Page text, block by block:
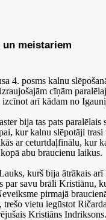
un meistariem
4. posms kalnu
cīņām
arī kādam no
bija tas pats paralēlais
kur kalnu slēpotāji
ar ceturtdaļfinālu, kur
abu braucienu laikus.
kurš bija ātrākais
savu brāli Kristiānu,
pirmajā
vietu iegūstot
Kristiāns Indriksons.